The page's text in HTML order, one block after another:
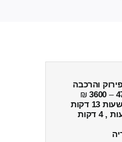
והרכבה
–
3600
₪